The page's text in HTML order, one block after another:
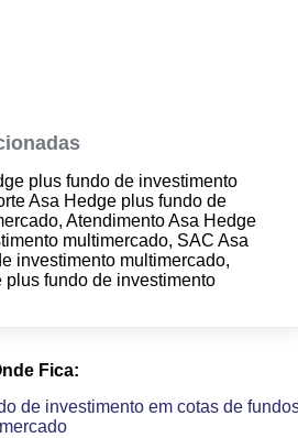
plus fundo de investimento
Asa Hedge plus fundo de
Atendimento Asa Hedge
multimercado, SAC Asa
investimento multimercado,
plus fundo de investimento
Fica:
de investimento em cotas de